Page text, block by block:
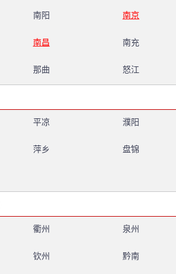
南阳 南京
南昌 南充
那曲 怒江
平凉 濮阳
萍乡 盘锦
衢州 泉州
钦州 黔南